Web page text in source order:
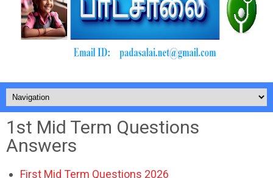
1st Mid Term Questions
Answers
First Mid Term Questions 2026